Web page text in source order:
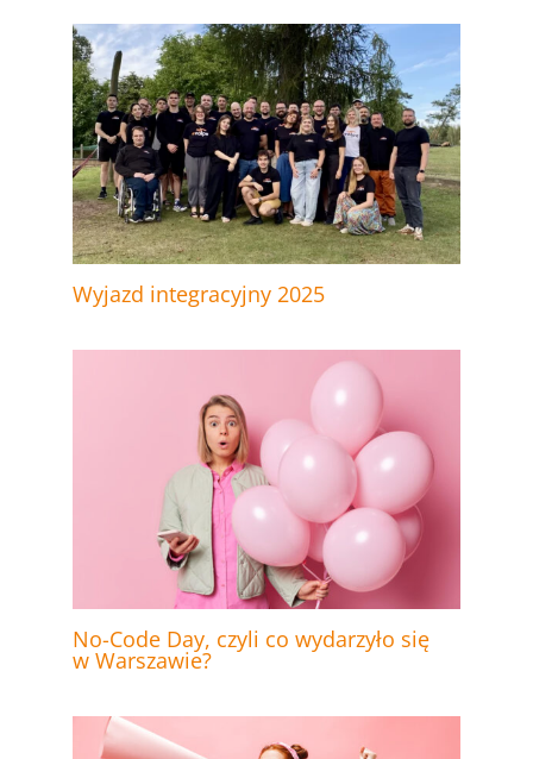
Wyjazd integracyjny 2025
No-Code Day, czyli co wydarzyło się
w Warszawie?